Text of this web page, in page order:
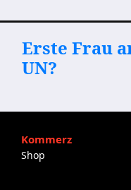
Erste Frau
UN?
Kommerz
Shop